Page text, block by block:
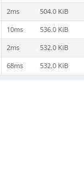
2ms 504.0 KiB
10ms 536.0 KiB
2ms 532.0 KiB
68ms 532.0 KiB